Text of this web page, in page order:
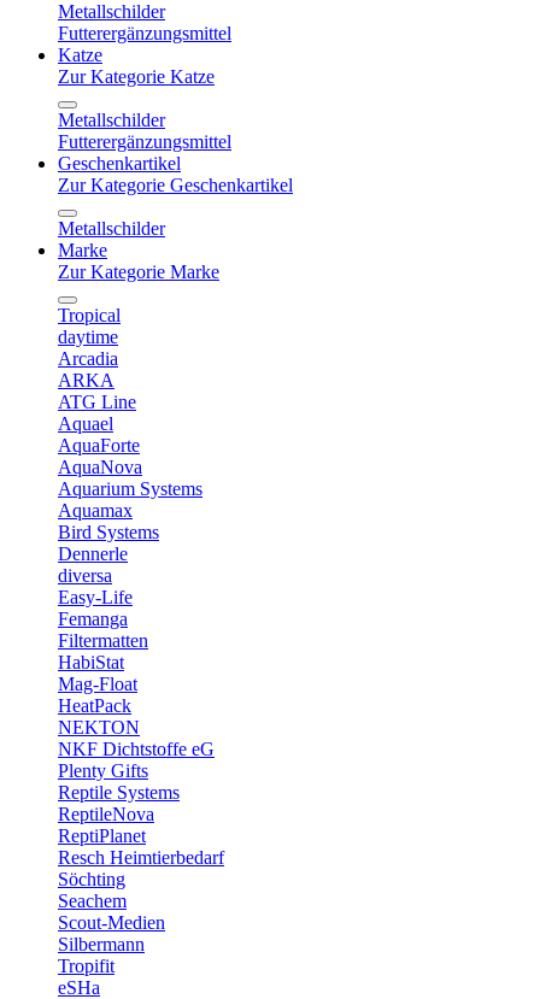
Metallschilder
Futterergänzungsmittel
Katze
Zur Kategorie Katze
Metallschilder
Futterergänzungsmittel
Geschenkartikel
Zur Kategorie Geschenkartikel
Metallschilder
Marke
Zur Kategorie Marke
Tropical
daytime
Arcadia
ARKA
ATG Line
Aquael
AquaForte
AquaNova
Aquarium Systems
Aquamax
Bird Systems
Dennerle
diversa
Easy-Life
Femanga
Filtermatten
HabiStat
Mag-Float
HeatPack
NEKTON
NKF Dichtstoffe eG
Plenty Gifts
Reptile Systems
ReptileNova
ReptiPlanet
Resch Heimtierbedarf
Söchting
Seachem
Scout-Medien
Silbermann
Tropifit
eSHa